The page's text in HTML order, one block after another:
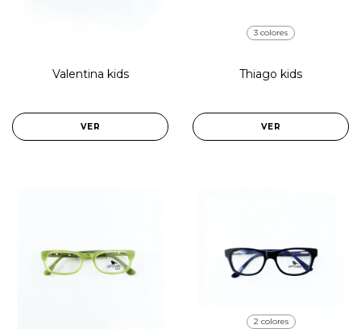
Valentina kids
VER
3 colores
Thiago kids
VER
2 colores